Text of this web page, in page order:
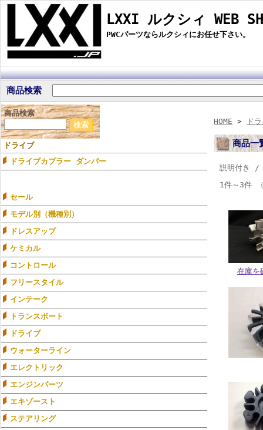
LXXI ルクシィ WEB
PWCパーツならルクシィにお任せ下さい。
商品検索
商品検索
ドライブ
ドライブカプラー ダンパー
セール
モデル別（機種別）
ドレスアップ
ケミカル
コントロール
フリースタイル
インテーク
トランスポート
ドライブ
ウォーターライン
エレクトリック
エンジンパーツ
エキゾースト
ステアリング
HOME > ド
商品一
説明付き
1件～3件
在庫を